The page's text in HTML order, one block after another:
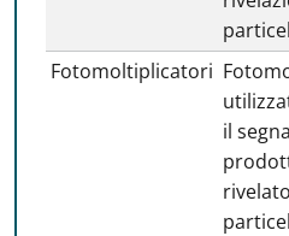
Fotomoltiplicatori
il